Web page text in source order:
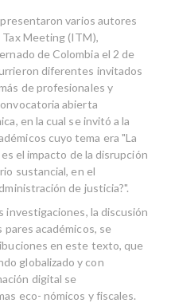
varios autores
Meeting (ITM),
de Colombia el 2 de
diferentes invitados
de profesionales y
abierta
en la cual se invitó a la
cuyo tema era "La
el impacto de la disrupción
sustancial, en el
de justicia?".
investigaciones, la discusión
académicos, se
en este texto, que
globalizado y con
digital se
eco- nómicos y fiscales.